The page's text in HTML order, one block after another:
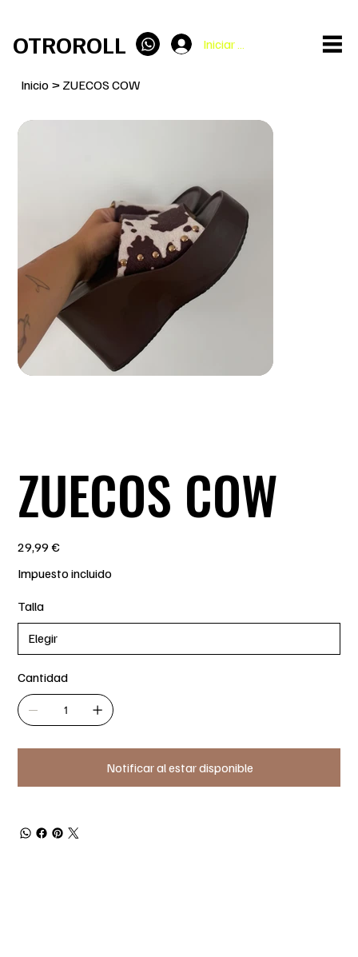
OTROROLL Iniciar sesión
Inicio > ZUECOS COW
ZUECOS COW
29,99 €
Impuesto incluido
Talla
Cantidad
Notificar al estar disponible